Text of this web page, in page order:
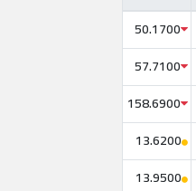
50.1700
57.7100
158.6900
13.6200
13.9500